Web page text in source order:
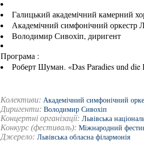
Галицький академічний камерний
Академічний симфонічний оркестр
Володимир Сивохіп, диригент
Програма :
Роберт Шуман. «Das Paradies und die
Колективи: Академічний симфонічний
Диригенти: Володимир Сивохіп
Концертні організації: Львівська
Конкурс (фестиваль): Міжнародний
Джерело: Львівська обласна філармонія